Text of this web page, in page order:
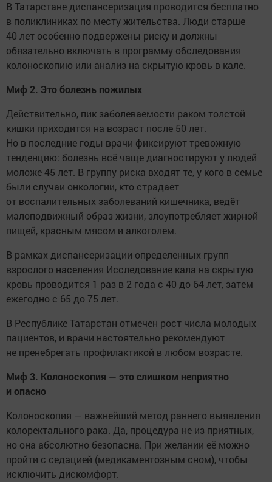
В Татарстане диспансеризация проводится бесплатно
в поликлиниках по месту жительства. Люди старше
40 лет особенно подвержены риску и должны
обязательно включать в программу обследования
колоноскопию или анализ на скрытую кровь в кале.
Миф 2. Это болезнь пожилых
Действительно, пик заболеваемости раком толстой
кишки приходится на возраст после 50 лет.
Но в последние годы врачи фиксируют тревожную
тенденцию: болезнь всё чаще диагностируют у людей
моложе 45 лет. В группу риска входят те, у кого в семье
были случаи онкологии, кто страдает
от воспалительных заболеваний кишечника, ведёт
малоподвижный образ жизни, злоупотребляет жирной
пищей, красным мясом и алкоголем.
В рамках диспансеризации определенных групп
взрослого населения Исследование кала на скрытую
кровь проводится 1 раз в 2 года с 40 до 64 лет, затем
ежегодно с 65 до 75 лет.
В Республике Татарстан отмечен рост числа молодых
пациентов, и врачи настоятельно рекомендуют
не пренебрегать профилактикой в любом возрасте.
Миф 3. Колоноскопия — это слишком неприятно
и опасно
Колоноскопия — важнейший метод раннего выявления
колоректального рака. Да, процедура не из приятных,
но она абсолютно безопасна. При желании её можно
пройти с седацией (медикаментозным сном), чтобы
исключить дискомфорт.